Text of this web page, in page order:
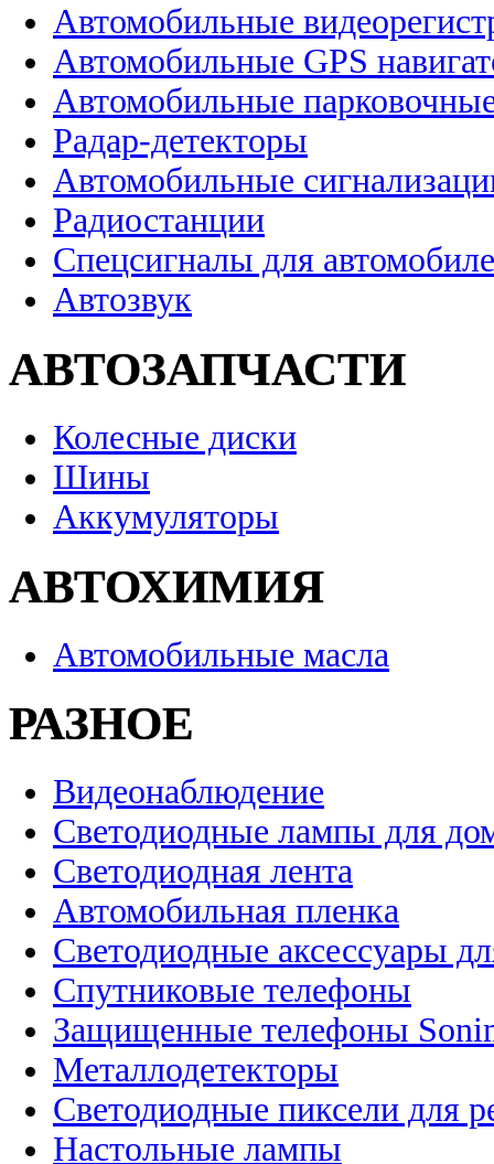
Автомобильные
Автомобильные GPS
Автомобильные
Радар-детекторы
Автомобильные
Радиостанции
Спецсигналы для
Автозвук
АВТОЗАПЧАСТИ
Колесные диски
Шины
Аккумуляторы
АВТОХИМИЯ
Автомобильные масла
РАЗНОЕ
Видеонаблюдение
Светодиодные лампы для
Светодиодная лента
Автомобильная пленка
Светодиодные аксессуары
Спутниковые телефоны
Защищенные телефоны
Металлодетекторы
Светодиодные пиксели для
Настольные лампы